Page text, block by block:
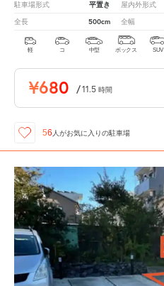
駐車場形式 平置き 屋内外形式
全長 500cm 全幅
軽 コ 中型 ボックス SUV
¥680 /11.5 時間
56 人がお気に入りの駐車場